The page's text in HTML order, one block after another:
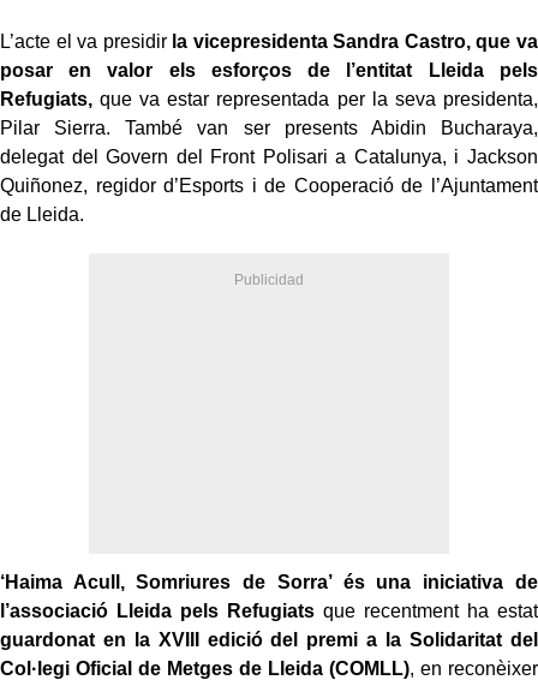
L’acte el va presidirla vicepresidenta Sandra Castro, que va
posar en valor els esforços de l’entitat Lleida pels
Refugiats, que va estar representada per la seva presidenta,
Pilar Sierra. També van ser presents Abidin Bucharaya,
delegat del Govern del Front Polisari a Catalunya, i Jackson
Quiñonez, regidor d’Esports i de Cooperació de l’Ajuntament
de Lleida.
‘Haima Acull, Somriures de Sorra’ és una iniciativa de
l’associació Lleida pels Refugiatsque recentment ha estat
guardonat en la XVIII edició del premi a la Solidaritat del
Col·legi Oficial de Metges de Lleida (COMLL), en reconèixer